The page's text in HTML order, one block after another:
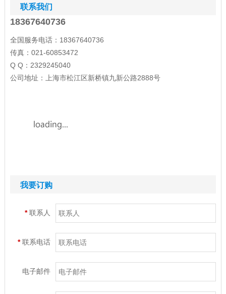
联系我们
18367640736
全国服务电话：18367640736
传真：021-60853472
Q Q：2329245040
公司地址：上海市松江区新桥镇九新公路2888号
我要订购
*联系人
*联系电话
电子邮件